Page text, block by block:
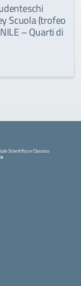
Scuola (trofeo
– Quarti di
Scientifico e Classico